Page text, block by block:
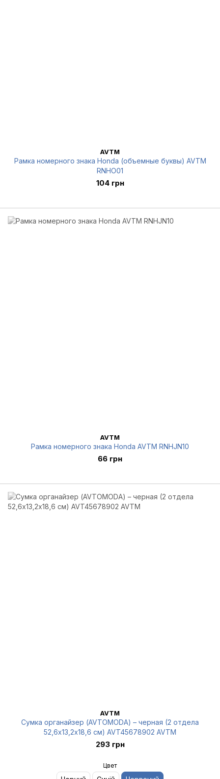
AVTM
Рамка номерного знака Honda (объемные буквы) AVTM
RNHO01
104 грн
AVTM
Рамка номерного знака Honda AVTM RNHJN10
66 грн
AVTM
Сумка органайзер (AVTOMODA) – черная (2 отдела
52,6х13,2х18,6 см) AVT45678902 AVTM
293 грн
Цвет